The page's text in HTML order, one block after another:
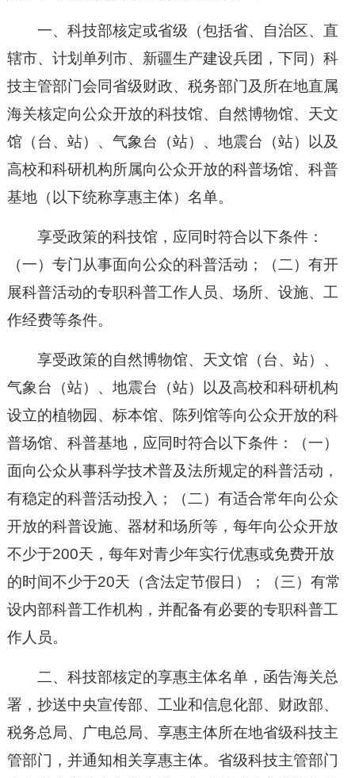
一、科技部核定或省级（包括省、自治区、直
辖市、计划单列市、新疆生产建设兵团，下同）科
技主管部门会同省级财政、税务部门及所在地直属
海关核定向公众开放的科技馆、自然博物馆、天文
馆（台、站）、气象台（站）、地震台（站）以及
高校和科研机构所属向公众开放的科普场馆、科普
基地（以下统称享惠主体）名单。
享受政策的科技馆，应同时符合以下条件：
（一）专门从事面向公众的科普活动；（二）有开
展科普活动的专职科普工作人员、场所、设施、工
作经费等条件。
享受政策的自然博物馆、天文馆（台、站）、
气象台（站）、地震台（站）以及高校和科研机构
设立的植物园、标本馆、陈列馆等向公众开放的科
普场馆、科普基地，应同时符合以下条件：（一）
面向公众从事科学技术普及法所规定的科普活动，
有稳定的科普活动投入；（二）有适合常年向公众
开放的科普设施、器材和场所等，每年向公众开放
不少于200天，每年对青少年实行优惠或免费开放
的时间不少于20天（含法定节假日）；（三）有常
设内部科普工作机构，并配备有必要的专职科普工
作人员。
二、科技部核定的享惠主体名单，函告海关总
署，抄送中央宣传部、工业和信息化部、财政部、
税务总局、广电总局、享惠主体所在地省级科技主
管部门，并通知相关享惠主体。省级科技主管部门